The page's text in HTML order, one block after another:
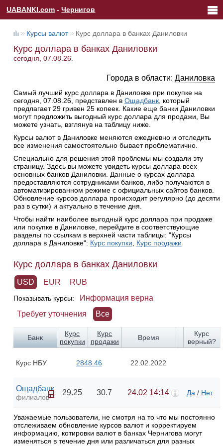
UABANKI.com -Чернигов
Курсы валют Курс доллара в банках Даниловки
Курс доллара в банках Даниловки
сегодня, 07.08.26.
Города в области: Даниловка
Самый лучший курс доллара в Даниловке при покупке на
сегодня, 07.08.26, представлен в Ощадбанк, который
предлагает 29 гривен 25 копеек. Какие еще банки Даниловки
могут предложить выгодный курс доллара для продажи, Вы
можете узнать, взглянув на таблицу ниже.
Курсы валют в Даниловке меняются ежедневно и отследить
все изменения самостоятельно бывает проблематично.
Специально для решения этой проблемы мы создали эту
страницу. Здесь вы можете увидеть курсы доллара всех
основных банков Даниловки. Данные о курсах доллара
предоставляются сотрудниками банков, либо получаются в
автоматизированном режиме с официальных сайтов банков.
Обновление курсов доллара происходит регулярно (до десяти
раз в сутки) и актуально в течение дня.
Чтобы найти наиболее выгодный курс доллара при продаже
или покупке в Даниловке, перейдите в соответствующие
разделы по ссылкам в верхней части таблицы: "Курсы
доллара в Даниловке": Курс покупки Курс продажи
Курс доллара в банках Даниловки
USD EUR RUB
Показывать курсы:
Информация верна
Требует уточнения
Все
Банк
Курс
покупки
Курс
продажи
Время
Курс
верный?
Курс НБУ 2848.46 22.02.2022
Ощадбанк
филиалов
29.25 30.7 24.02 14:14 Да / Нет
Уважаемые пользователи, не смотря на то что мы постоянно
отслеживаем обновление курсов валют и корректируем
информацию, котировки валют в банках Чернигова могут
изменяться в течение дня или различаться для разных